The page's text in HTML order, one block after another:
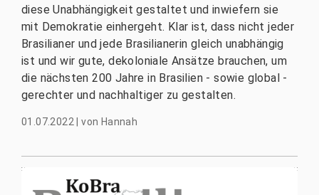
diese Unabhängigkeit gestaltet und inwiefern sie
mit Demokratie einhergeht. Klar ist, dass nicht jeder
Brasilianer und jede Brasilianerin gleich unabhängig
ist und wir gute, dekoloniale Ansätze brauchen, um
die nächsten 200 Jahre in Brasilien - sowie global -
gerechter und nachhaltiger zu gestalten.
01.07.2022|von Hannah